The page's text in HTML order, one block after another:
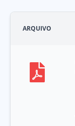
ARQUIVO